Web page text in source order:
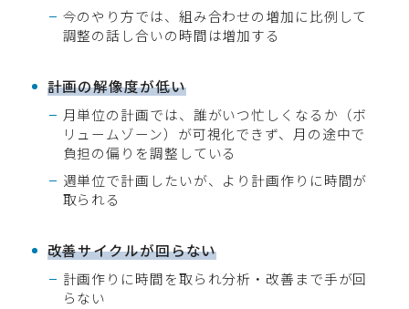
今のやり方では、組み合わせの増加に比例して
調整の話し合いの時間は増加する
計画の解像度が低い
月単位の計画では、誰がいつ忙しくなるか（ボ
リュームゾーン）が可視化できず、月の途中で
負担の偏りを調整している
週単位で計画したいが、より計画作りに時間が
取られる
改善サイクルが回らない
計画作りに時間を取られ分析・改善まで手が回
らない